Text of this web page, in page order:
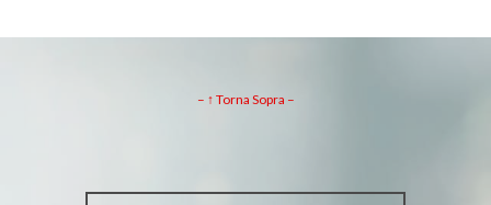
– ↑ Torna Sopra –